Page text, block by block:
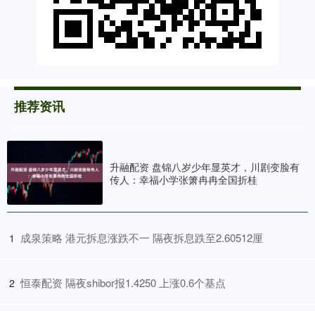
推荐资讯
升融配资 盘锦八岁少年显英才，川剧变脸有
传人：幸福小学张箫冉冉全国折桂
1 ​成泉策略 港元拆息涨跌不一 隔夜拆息跌至2.60512厘
2 ​恒泰配资 隔夜shibor报1.4250 上涨0.6个基点